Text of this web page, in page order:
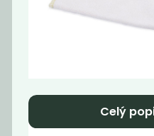
Lněný pytlík
89 Celý